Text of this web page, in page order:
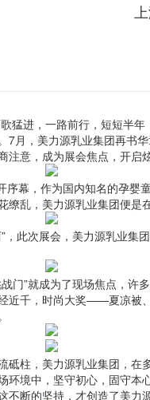
猛进，一路前行，短短半
7月，美力源乳业集团再书
意，成为展会焦点，开启
幕，作为国内知名的孕婴
缭乱，美力源乳业集团便是
，此次展会，美力源乳业
门”就成为了现场焦点，
近千，时尚大奖——夏凉被
砥柱，美力源乳业集团，
环境中，坚守初心，固守本
不断的坚持，才创造了美